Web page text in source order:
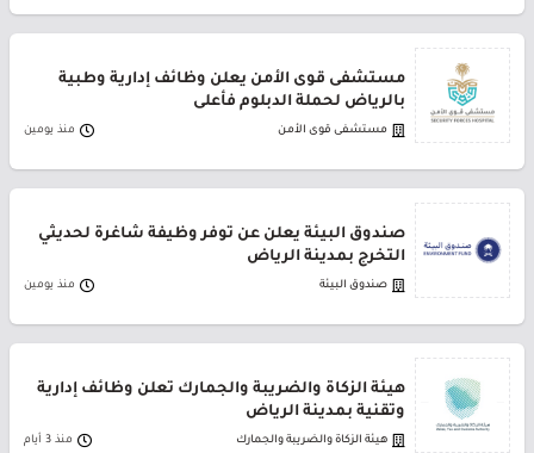
مستشفى قوى الأمن يعلن وظائف إدارية وطبية
بالرياض لحملة الدبلوم فأعلى
مستشفى قوى الأمن منذ يومين
صندوق البيئة يعلن عن توفر وظيفة شاغرة لحديثي
التخرج بمدينة الرياض
صندوق البيئة منذ يومين
هيئة الزكاة والضريبة والجمارك تعلن وظائف إدارية
وتقنية بمدينة الرياض
هيئة الزكاة والضريبة والجمارك منذ 3 أيام